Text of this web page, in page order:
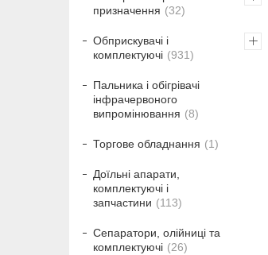
призначення
32
Обприскувачі і
комплектуючі
931
Пальника і обігрівачі
інфрачервоного
випромінювання
8
Торгове обладнання 1
Доїльні апарати,
комплектуючі і
запчастини
113
Сепаратори, олійниці та
комплектуючі
26